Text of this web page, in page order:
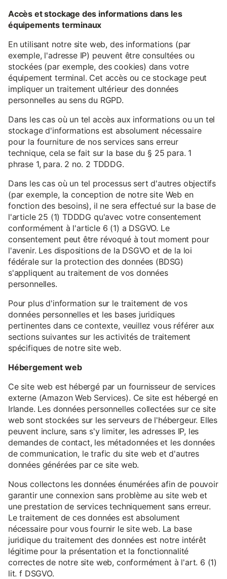
Accès et stockage des informations dans les
équipements terminaux
En utilisant notre site web, des informations (par
exemple, l'adresse IP) peuvent être consultées ou
stockées (par exemple, des cookies) dans votre
équipement terminal. Cet accès ou ce stockage peut
impliquer un traitement ultérieur des données
personnelles au sens du RGPD.
Dans les cas où un tel accès aux informations ou un tel
stockage d'informations est absolument nécessaire
pour la fourniture de nos services sans erreur
technique, cela se fait sur la base du § 25 para. 1
phrase 1, para. 2 no. 2 TDDDG.
Dans les cas où un tel processus sert d'autres objectifs
(par exemple, la conception de notre site Web en
fonction des besoins), il ne sera effectué sur la base de
l'article 25 (1) TDDDG qu'avec votre consentement
conformément à l'article 6 (1) a DSGVO. Le
consentement peut être révoqué à tout moment pour
l'avenir. Les dispositions de la DSGVO et de la loi
fédérale sur la protection des données (BDSG)
s'appliquent au traitement de vos données
personnelles.
Pour plus d'information sur le traitement de vos
données personnelles et les bases juridiques
pertinentes dans ce contexte, veuillez vous référer aux
sections suivantes sur les activités de traitement
spécifiques de notre site web.
Hébergement web
Ce site web est hébergé par un fournisseur de services
externe (Amazon Web Services). Ce site est hébergé en
Irlande. Les données personnelles collectées sur ce site
web sont stockées sur les serveurs de l'hébergeur. Elles
peuvent inclure, sans s'y limiter, les adresses IP, les
demandes de contact, les métadonnées et les données
de communication, le trafic du site web et d'autres
données générées par ce site web.
Nous collectons les données énumérées afin de pouvoir
garantir une connexion sans problème au site web et
une prestation de services techniquement sans erreur.
Le traitement de ces données est absolument
nécessaire pour vous fournir le site web. La base
juridique du traitement des données est notre intérêt
légitime pour la présentation et la fonctionnalité
correctes de notre site web, conformément à l'art. 6 (1)
lit. f DSGVO.